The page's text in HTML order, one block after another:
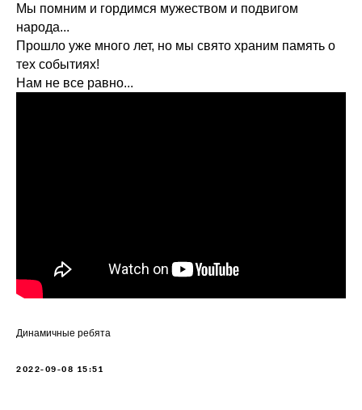
Мы помним и гордимся мужеством и подвигом
народа...
Прошло уже много лет, но мы свято храним память о
тех событиях!
Нам не все равно...
Динамичные ребята
2022-09-08 15:51